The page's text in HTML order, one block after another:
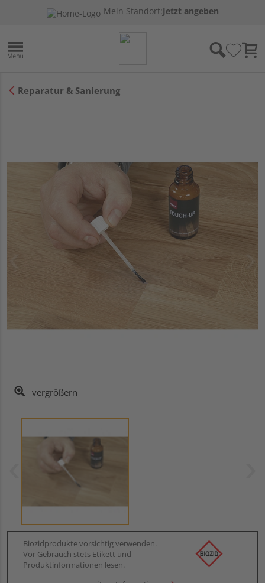
Mein Standort:Jetzt angeben
Reparatur & Sanierung
vergrößern
Biozidprodukte vorsichtig verwenden.
Vor Gebrauch stets Etikett und
Produktinformationen lesen.